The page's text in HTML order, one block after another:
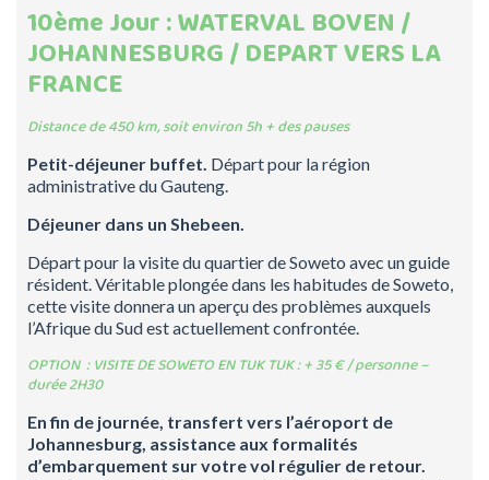
10ème Jour : WATERVAL BOVEN /
JOHANNESBURG / DEPART VERS LA
FRANCE
Distance de 450 km, soit environ 5h + des pauses
Petit-déjeuner buffet. Départ pour la région
administrative du Gauteng.
Déjeuner dans un Shebeen
Départ pour la visite du quartier de Soweto avec un guide
résident. Véritable plongée dans les habitudes de Soweto,
cette visite donnera un aperçu des problèmes auxquels
l’Afrique du Sud est actuellement confrontée.
OPTION : VISITE DE SOWETO EN TUKTUK: + 35 € / personne –
durée 2H30
En fin de journée, transfert vers l’aéroport de
Johannesburg, assistance aux formalités
d’embarquement sur votre vol régulier de retour.